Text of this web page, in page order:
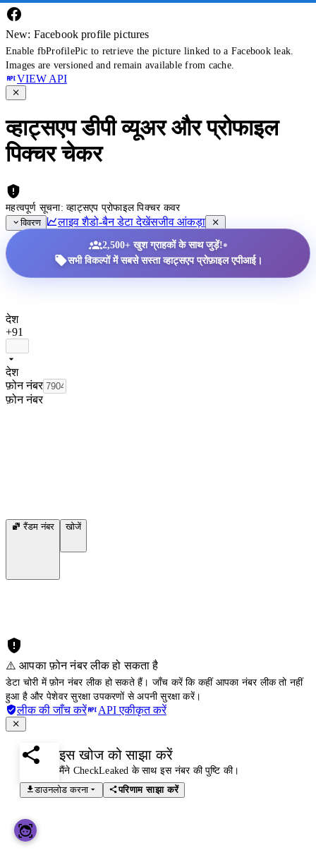
New: Facebook profile pictures
Enable fbProfilePic to retrieve the picture linked to a Facebook leak.
Images are versioned and remain available from cache.
VIEW API
व्हाट्सएप डीपी व्यूअर और प्रोफाइल
पिक्चर चेकर
महत्वपूर्ण सूचना: व्हाट्सएप प्रोफाइल पिक्चर कवर
विवरण
लाइव शैडो-बैन डेटा देखेंसजीव आंकड़ा
2,500+ खुश ग्राहकों के साथ जुड़ें!•
सभी विकल्पों में सबसे सस्ता व्हाट्सएप प्रोफ़ाइल एपीआई।
देश
+91
देश
फ़ोन नंबर
फ़ोन नंबर
रैंडम नंबर खोजें
⚠️ आपका फ़ोन नंबर लीक हो सकता है
डेटा चोरी में फ़ोन नंबर लीक हो सकते हैं। जाँच करें कि कहीं आपका नंबर लीक तो नहीं
हुआ है और पेशेवर सुरक्षा उपकरणों से अपनी सुरक्षा करें।
लीक की जाँच करें API एकीकृत करें
इस खोज को साझा करें
मैंने CheckLeaked के साथ इस नंबर की पुष्टि की।
डाउनलोड करना
परिणाम साझा करें